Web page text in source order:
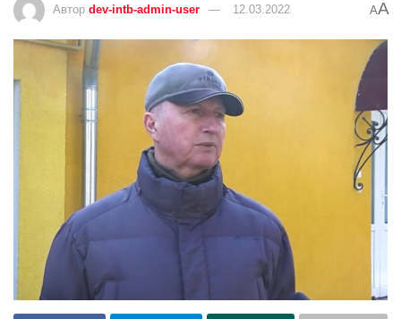
Автор dev-intb-admin-user 12.03.2022 AA